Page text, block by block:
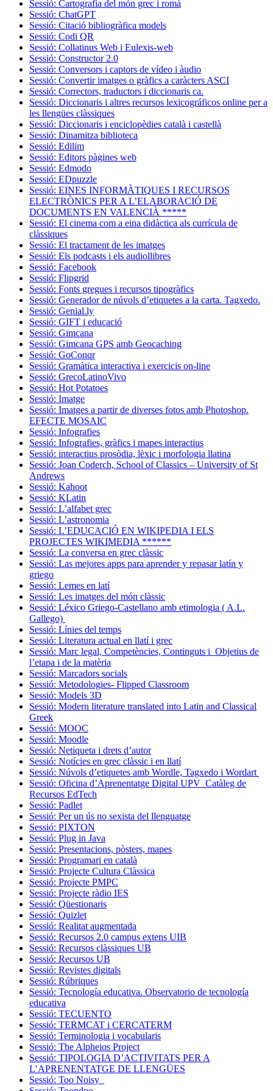
Sessió: Cartografia del món grec i romà
Sessió: ChatGPT
Sessió: Citació bibliogràfica models
Sessió: Codi QR
Sessió: Collatinus Web i Eulexis-web
Sessió: Constructor 2.0
Sessió: Conversors i captors de vídeo i àudio
Sessió: Convertir imatges o gràfics a caràcters ASCI
Sessió: Correctors, traductors i diccionaris ca.
Sessió: Diccionaris i altres recursos lexicográficos online per a
les llengües clàssiques
Sessió: Diccionaris i enciclopèdies català i castellà
Sessió: Dinamitza biblioteca
Sessió: Edilim
Sessió: Editors pàgines web
Sessió: Edmodo
Sessió: EDpuzzle
Sessió: EINES INFORMÀTIQUES I RECURSOS
ELECTRÒNICS PER A L’ELABORACIÓ DE
DOCUMENTS EN VALENCIÀ *****
Sessió: El cinema com a eina didàctica als currícula de
clàssiques
Sessió: El tractament de les imatges
Sessió: Els podcasts i els audiollibres
Sessió: Facebook
Sessió: Flipgrid
Sessió: Fonts gregues i recursos tipogràfics
Sessió: Generador de núvols d’etiquetes a la carta. Tagxedo.
Sessió: Genial.ly
Sessió: GIFT i educació
Sessió: Gimcana
Sessió: Gimcana GPS amb Geocaching
Sessió: GoConqr
Sessió: Gramàtica interactiva i exercicis on-line
Sessió: GrecoLatinoVivo
Sessió: Hot Potatoes
Sessió: Imatge
Sessió: Imatges a partir de diverses fotos amb Photoshop.
EFECTE MOSAIC
Sessió: Infografies
Sessió: Infografies, gràfics i mapes interactius
Sessió: interactius prosòdia, lèxic i morfologia llatina
Sessió: Joan Coderch, School of Classics – University of St
Andrews
Sessió: Kahoot
Sessió: KLatin
Sessió: L’alfabet grec
Sessió: L’astronomia
Sessió: L’EDUCACIÓ EN WIKIPEDIA I ELS
PROJECTES WIKIMEDIA ******
Sessió: La conversa en grec clàssic
Sessió: Las mejores apps para aprender y repasar latín y
griego
Sessió: Lemes en latí
Sessió: Les imatges del món clàssic
Sessió: Léxico Griego-Castellano amb etimologia ( A.L.
Gallego)
Sessió: Línies del temps
Sessió: Literatura actual en llatí i grec
Sessió: Marc legal, Competències, Continguts i Objetius de
l’etapa i de la matèria
Sessió: Marcadors socials
Sessió: Metodologies- Flipped Classroom
Sessió: Models 3D
Sessió: Modern literature translated into Latin and Classical
Greek
Sessió: MOOC
Sessió: Moodle
Sessió: Netiqueta i drets d’autor
Sessió: Notícies en grec clàssic i en llatí
Sessió: Núvols d’etiquetes amb Wordle, Tagxedo i Wordart
Sessió: Oficina d’Aprenentatge Digital UPV_Catàleg de
Recursos EdTech
Sessió: Padlet
Sessió: Per un ús no sexista del llenguatge
Sessió: PIXTON
Sessió: Plug in Java
Sessió: Presentacions, pòsters, mapes
Sessió: Programari en català
Sessió: Projecte Cultura Clàssica
Sessió: Projecte PMPC
Sessió: Projecte ràdio IES
Sessió: Qüestionaris
Sessió: Quizlet
Sessió: Realitat augmentada
Sessió: Recursos 2.0 campus extens UIB
Sessió: Recursos clàssiques UB
Sessió: Recursos UB
Sessió: Revistes digitals
Sessió: Rúbriques
Sessió: Tecnología educativa. Observatorio de tecnología
educativa
Sessió: TECUENTO
Sessió: TERMCAT i CERCATERM
Sessió: Terminologia i vocabularis
Sessió: The Alpheios Project
Sessió: TIPOLOGIA D’ACTIVITATS PER A
L’APRENENTATGE DE LLENGÜES
Sessió: Too Noisy